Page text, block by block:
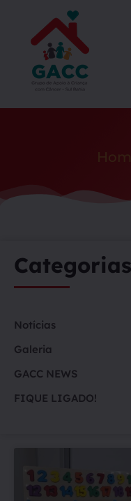
Categorias
Notícias
Galeria
GACC NEWS
FIQUE LIGADO!